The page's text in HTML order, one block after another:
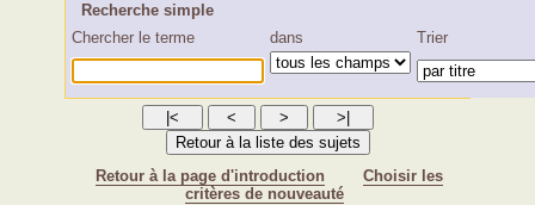
Recherche simple
Chercher le terme
dans Trier
Retour à la page d'introduction
Choisir les
critères de nouveauté